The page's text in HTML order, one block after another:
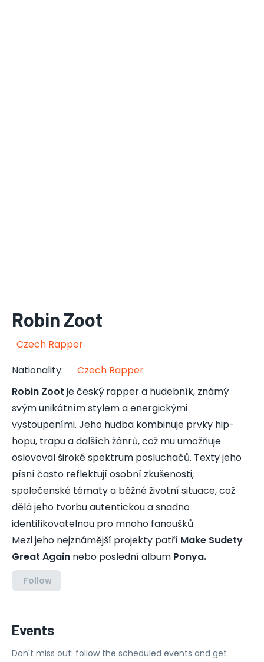
Robin Zoot
Czech Rapper
Nationality:
Czech Rapper
Robin Zoot je český rapper a hudebník, známý
svým unikátním stylem a energickými
vystoupeními. Jeho hudba kombinuje prvky hip-
hopu, trapu a dalších žánrů, což mu umožňuje
oslovoval široké spektrum posluchačů. Texty jeho
písní často reflektují osobní zkušenosti,
společenské tématy a běžné životní situace, což
dělá jeho tvorbu autentickou a snadno
identifikovatelnou pro mnoho fanoušků.
Mezi jeho nejznámější projekty patří Make Sudety
Great Again nebo poslední album Ponya.
Follow
Events
Don't miss out: follow the scheduled events and get